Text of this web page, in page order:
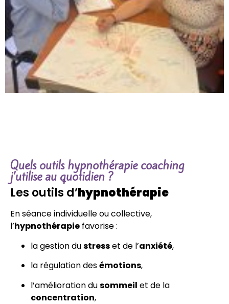
Quels outils hypnothérapie coaching
j’utilise au quotidien ?
Les outils d’hypnothérapie
En séance individuelle ou collective,
l’hypnothérapie favorise :
la gestion dustresset de l’anxiété,
la régulation desémotions,
l’amélioration dusommeil et de la
concentration,